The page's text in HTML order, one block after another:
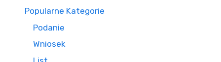
Popularne Kategorie
Podanie
Wniosek